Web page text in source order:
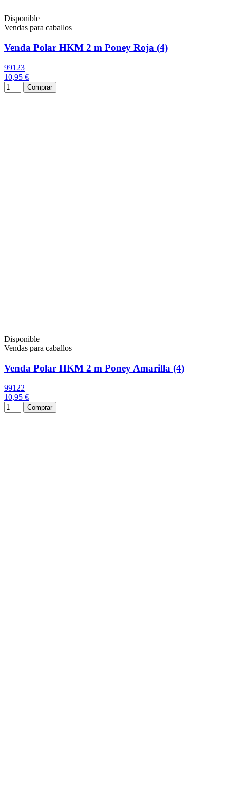
Disponible
Vendas para caballos
Venda Polar HKM 2 m Poney Roja (4)
99123
10,95 €
Comprar
Disponible
Vendas para caballos
Venda Polar HKM 2 m Poney Amarilla (4)
99122
10,95 €
Comprar